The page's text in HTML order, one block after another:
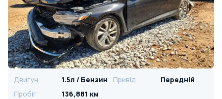
Двигун 1.5л / Бензин Привід
Передній
Пробіг
136,881 км